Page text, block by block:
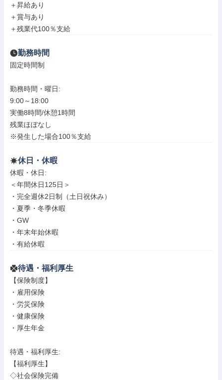
＋昇給あり
＋賞与あり
＋残業代100％支給
勤務時間
固定時間制
勤務時間・曜日:
9:00～18:00
実働8時間/休憩1時間
残業ほぼなし
※発生した場合100％支給
休日・休暇
休暇・休日:
＜年間休日125日＞
・完全週休2日制（土日祝休み）
・夏季・冬季休暇
・GW
・年末年始休暇
・有給休暇
待遇・福利厚生
【保険制度】
・雇用保険
・労災保険
・健康保険
・厚生年金
待遇・福利厚生:
【福利厚生】
◇社会保険完備